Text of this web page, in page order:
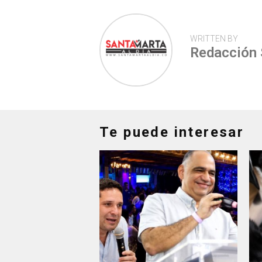
WRITTEN BY
Redacción
Te puede interesar